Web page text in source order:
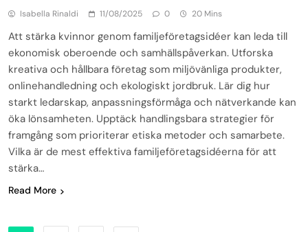
Isabella Rinaldi 11/08/2025 0 20 Mins
Att stärka kvinnor genom familjeföretagsidéer kan leda till
ekonomisk oberoende och samhällspåverkan. Utforska
kreativa och hållbara företag som miljövänliga produkter,
onlinehandledning och ekologiskt jordbruk. Lär dig hur
starkt ledarskap, anpassningsförmåga och nätverkande kan
öka lönsamheten. Upptäck handlingsbara strategier för
framgång som prioriterar etiska metoder och samarbete.
Vilka är de mest effektiva familjeföretagsidéerna för att
stärka…
Read More